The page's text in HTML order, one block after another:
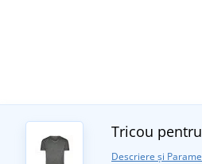
Tricou
Descriere și